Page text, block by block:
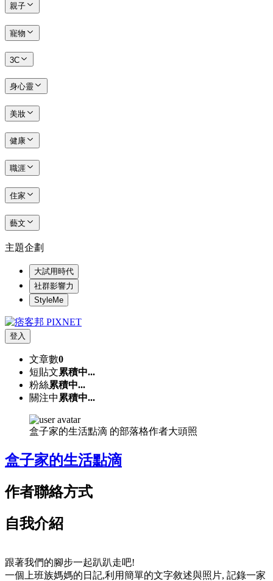
親子
寵物
3C
身心靈
美妝
健康
職涯
住家
藝文
主題企劃
大試用時代
社群影響力
StyleMe
登入
文章數0
短貼文累積中...
粉絲累積中...
關注中 累積中...
盒子家的生活點滴 的部落格作者大頭照
盒子家的生活點滴
作者聯絡方式
自我介紹
跟著我們的腳步一起趴趴走吧!
一個上班族媽媽的日記,利用簡單的文字敘述與照片, 記錄一家